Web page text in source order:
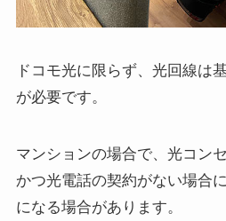
ドコモ光に限らず、光回線は
が必要です。
マンションの場合で、光コン
かつ光電話の契約がない場合
になる場合があります。